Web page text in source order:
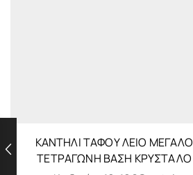
ΚΑΝΤΗΛΙ ΤΑΦΟΥ ΛΕΙΟ ΜΕΓΑΛΟ
ΤΕΤΡΑΓΩΝΗ ΒΑΣΗ ΚΡΥΣΤΑΛΟ